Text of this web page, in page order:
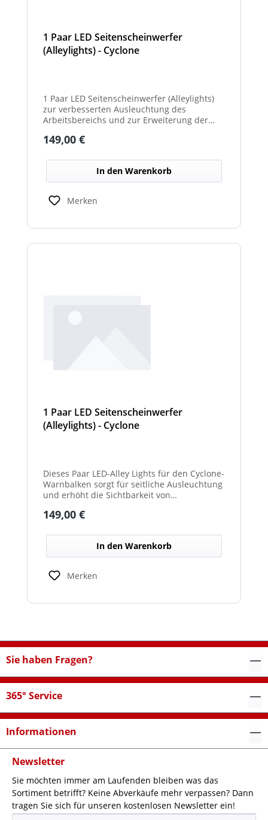
1 Paar LED Seitenscheinwerfer
(Alleylights) - Cyclone
1 Paar LED Seitenscheinwerfer (Alleylights)
zur verbesserten Ausleuchtung des
Arbeitsbereichs und zur Erweiterung der
Regulärer Preis:
149,00 €
In den Warenkorb
Merken
1 Paar LED Seitenscheinwerfer
(Alleylights) - Cyclone
Dieses Paar LED-Alley Lights für den Cyclone-
Warnbalken sorgt für seitliche Ausleuchtung
und erhöht die Sichtbarkeit von
Regulärer Preis:
149,00 €
In den Warenkorb
Merken
Sie haben Fragen?
365° Service
Informationen
Newsletter
Sie möchten immer am Laufenden bleiben was das
Sortiment betrifft? Keine Abverkäufe mehr verpassen? Dann
tragen Sie sich für unseren kostenlosen Newsletter ein!